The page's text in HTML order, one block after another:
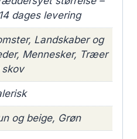
dages levering
Landskaber og
Mennesker, Træer
skov
og beige, Grøn